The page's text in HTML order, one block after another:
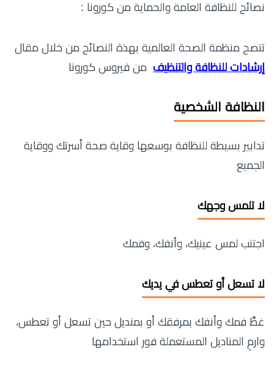
نصائح للنظافة العامة والحماية من كورونا :
تنصح منظمة الصحة العالمية بهذة النصائح من خلال مقال
إرشادات للنظافة والتنظيف من فيروس كورونا
النظافة الشخصية
تدابير بسيطة للنظافة بوسعها وقاية صحة أسرتك ووقاية
الجميع
لا تلمس وجهك
اجتنب لمس عينيك، وأنفك، وفمك
لا تسعل أو تعطس في يديك
غطِّ فمك وأنفك بمرفقك أو بمنديل حين تسعل أو تعطس،
وارمِ المناديل المستعملة فور استخدامها